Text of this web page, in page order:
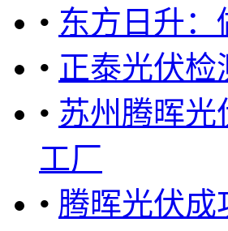
• 东方日升
• 正泰光伏检
• 苏州腾晖
工厂
• 腾晖光伏